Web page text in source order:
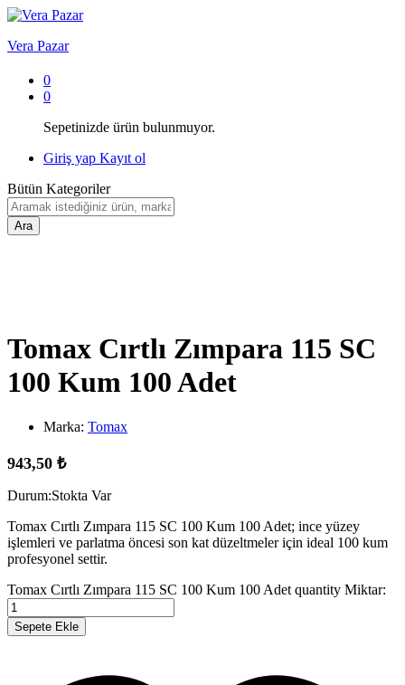
Vera Pazar
0
0
Sepetinizde ürün bulunmuyor.
Giriş yap Kayıt ol
Bütün Kategoriler
Ara
Tomax Cırtlı Zımpara 115 SC
100 Kum 100 Adet
Marka: Tomax
943,50 ₺
Durum:Stokta Var
Tomax Cırtlı Zımpara 115 SC 100 Kum 100 Adet; ince yüzey
işlemleri ve parlatma öncesi son kat düzeltmeler için ideal 100 kum
profesyonel settir.
Tomax Cırtlı Zımpara 115 SC 100 Kum 100 Adet quantity Miktar:
Sepete Ekle